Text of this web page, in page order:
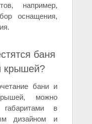
например,
оснащения,
баня
крышей?
бани и
можно
в
дизайном и